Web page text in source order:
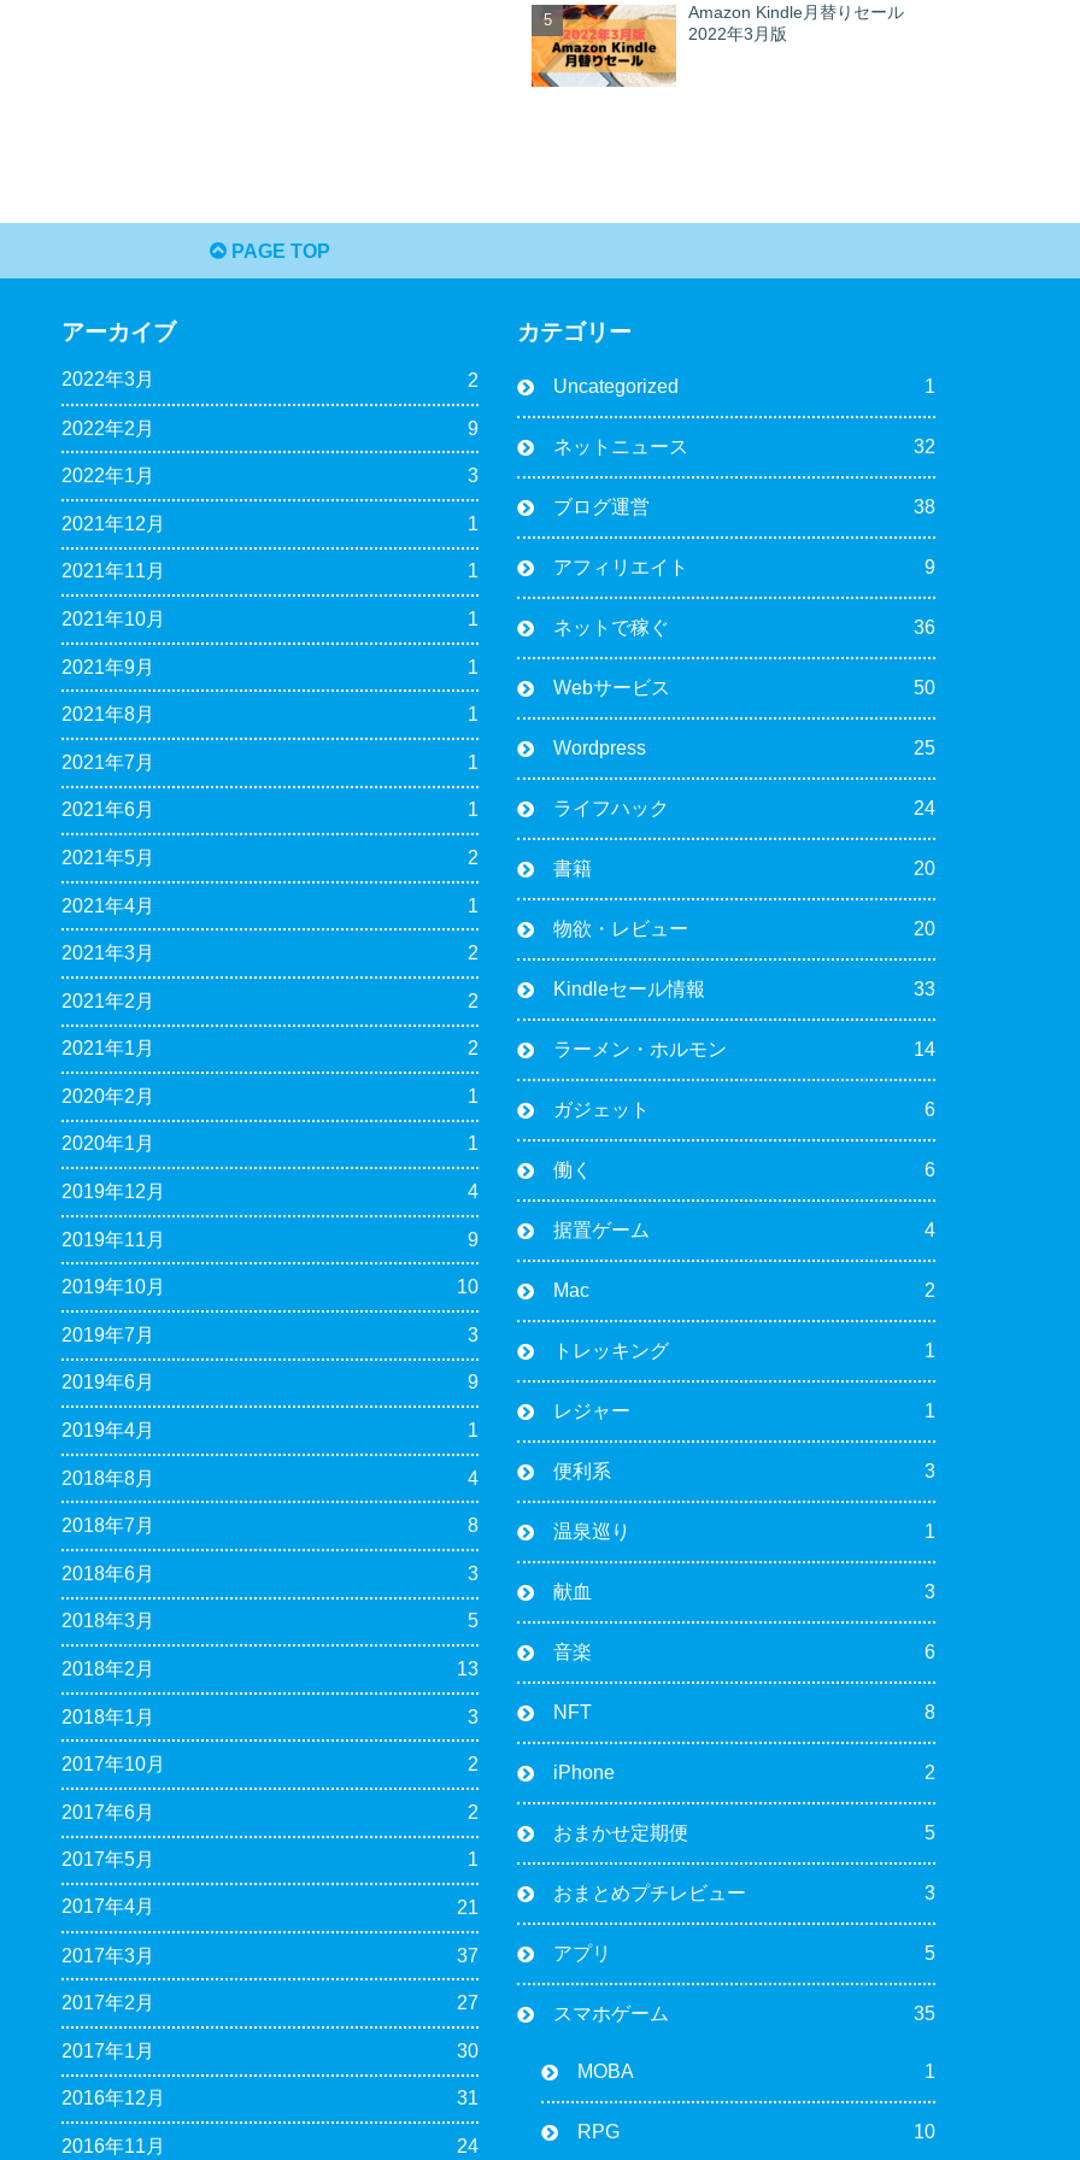
Amazon Kindle月替りセール
2022年3月版
PAGE TOP
アーカイブ
2022年3月 2
2022年2月 9
2022年1月 3
2021年12月 1
2021年11月 1
2021年10月 1
2021年9月 1
2021年8月 1
2021年7月 1
2021年6月 1
2021年5月 2
2021年4月 1
2021年3月 2
2021年2月 2
2021年1月 2
2020年2月 1
2020年1月 1
2019年12月 4
2019年11月 9
2019年10月 10
2019年7月 3
2019年6月 9
2019年4月 1
2018年8月 4
2018年7月 8
2018年6月 3
2018年3月 5
2018年2月 13
2018年1月 3
2017年10月 2
2017年6月 2
2017年5月 1
2017年4月 21
2017年3月 37
2017年2月 27
2017年1月 30
2016年12月 31
2016年11月 24
カテゴリー
Uncategorized 1
ネットニュース 32
ブログ運営 38
アフィリエイト 9
ネットで稼ぐ 36
Webサービス 50
Wordpress 25
ライフハック 24
書籍 20
物欲・レビュー 20
Kindleセール情報 33
ラーメン・ホルモン 14
ガジェット 6
働く 6
据置ゲーム 4
Mac 2
トレッキング 1
レジャー 1
便利系 3
温泉巡り 1
献血 3
音楽 6
NFT 8
iPhone 2
おまかせ定期便 5
おまとめプチレビュー 3
アプリ 5
スマホゲーム 35
MOBA 1
RPG 10